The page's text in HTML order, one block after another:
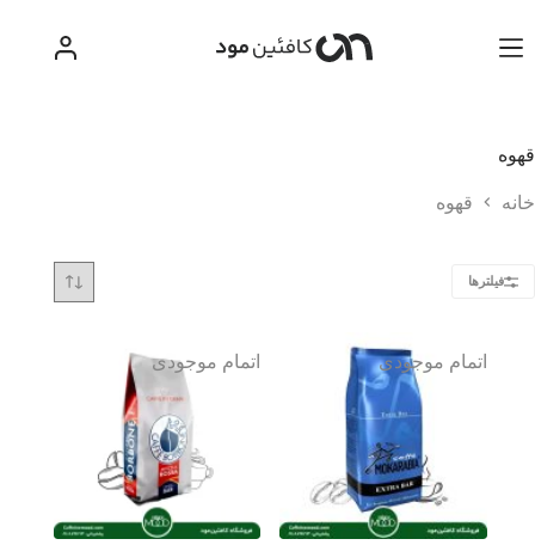
محتوا
قهوه
خانه قهوه
فیلترها
اتمام موجودی اتمام موجودی